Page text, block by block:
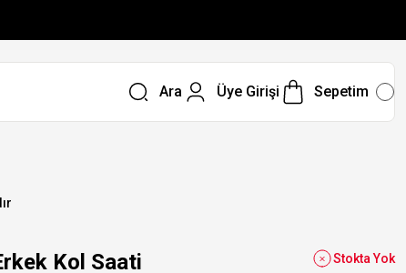
Ara Üye Girişi Sepetim
Kol Saati Stokta Yok